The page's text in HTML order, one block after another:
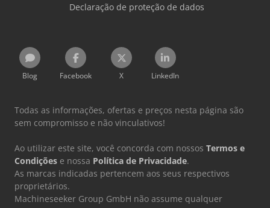
Declaração de proteção de dados
Blog Facebook X LinkedIn
Todas as informações, ofertas e preços nesta página são
sem compromisso e não vinculativos!
Ao utilizar este site, você concorda com nossos Termos e
Condições e nossa Política de Privacidade.
As marcas indicadas pertencem aos seus respectivos
proprietários.
Machineseeker Group GmbH não assume qualquer